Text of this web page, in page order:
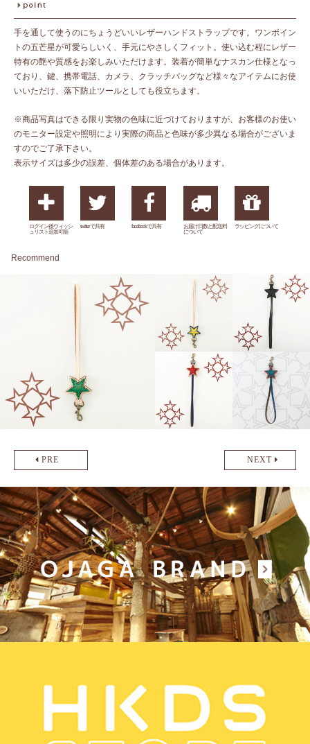
手を通して使うのにちょうどいいレザーハンドストラップです。ワンポイン
トの五芒星が可愛らしいく、手元にやさしくフィット。使い込む程にレザー
特有の艶や質感をお楽しみいただけます。装着が簡単なナスカン仕様となっ
ており、鍵、携帯電話、カメラ、クラッチバッグなど様々なアイテムにお使
いいただけ、落下防止ツールとしても役立ちます。
※商品写真はできる限り実物の色味に近づけておりますが、お客様のお使い
のモニター設定や照明により実際の商品と色味が多少異なる場合がございま
すのでご了承下さい。
表示サイズは多少の誤差、個体差のある場合があります。
ログイン後ウィッシ
ュリスト追加可能
twitterで共有 facebookで共有
お届け日数と配送料
について
ラッピングについて
Recommend